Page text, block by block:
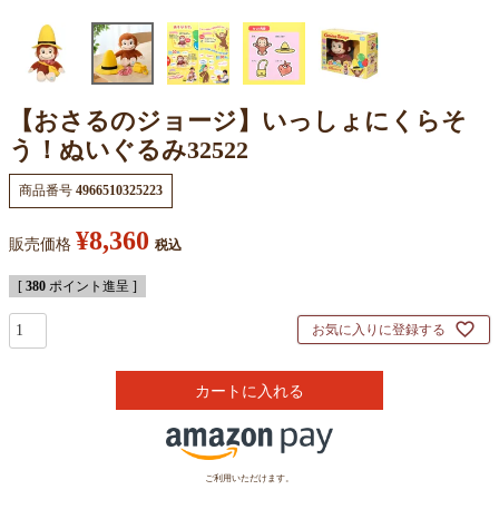
【おさるのジョージ】いっしょにくらそ
う！ぬいぐるみ32522
商品番号 4966510325223
販売価格 ¥8,360 税込
[ 380 ポイント進呈 ]
お気に入りに登録する
カートに入れる
ご利用いただけます。